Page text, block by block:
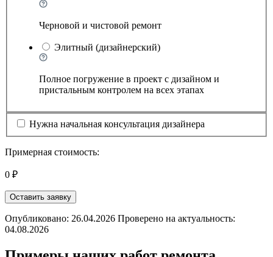
Черновой и чистовой ремонт
Элитный (дизайнерский)
Полное погружение в проект с дизайном и
пристальным контролем на всех этапах
Нужна начальная консультация дизайнера
Примерная стоимость:
0 ₽
Оставить заявку
Опубликовано: 26.04.2026 Проверено на актуальность:
04.08.2026